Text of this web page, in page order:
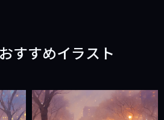
すすめイラスト